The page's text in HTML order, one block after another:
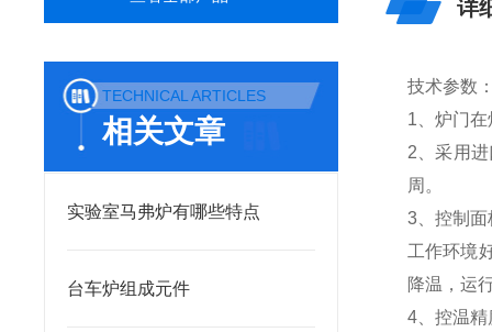
TECHNICAL ARTICLES
相关文章
实验室马弗炉有哪些特点
台车炉组成元件
详
技术参数
1、炉门
2、采用
周。
3、控制
工作环境
降温，运
4、控温